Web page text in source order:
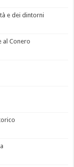
e dei dintorni
al Conero